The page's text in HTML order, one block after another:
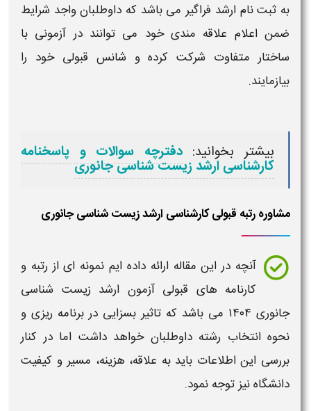
به ثبت نامارشد فراگیر می باشد که داوطلبان واجد شرایط
ضمن اعلام علاقه مندی خود می توانند در آزمونی با
ساختار متفاوت شرکت کرده و شانس قبولی خود را
بیازمایند.
بیشتر بخوانید: دفترچه سوالات و پاسخنامه
کارشناسی ارشد زیست شناسی جانوری
مشاوره رتبه قبولی کارشناسی ارشد زیست شناسی جانوری
آنچه در این مقاله ارائه داده ایم نمونه ای از رتبه و
کارنامه های قبولی آزمون ارشد زیست شناسی
جانوری ۱۴۰۴
می باشد که تاثیر بسزایی در برنامه ریزی و
نحوه انتخاب رشته داوطلبان خواهد داشت اما در کنار
بررسی این اطلاعات باید به علاقه، هزینه، مسیر و کیفیت
دانشگاه نیز توجه نمود.